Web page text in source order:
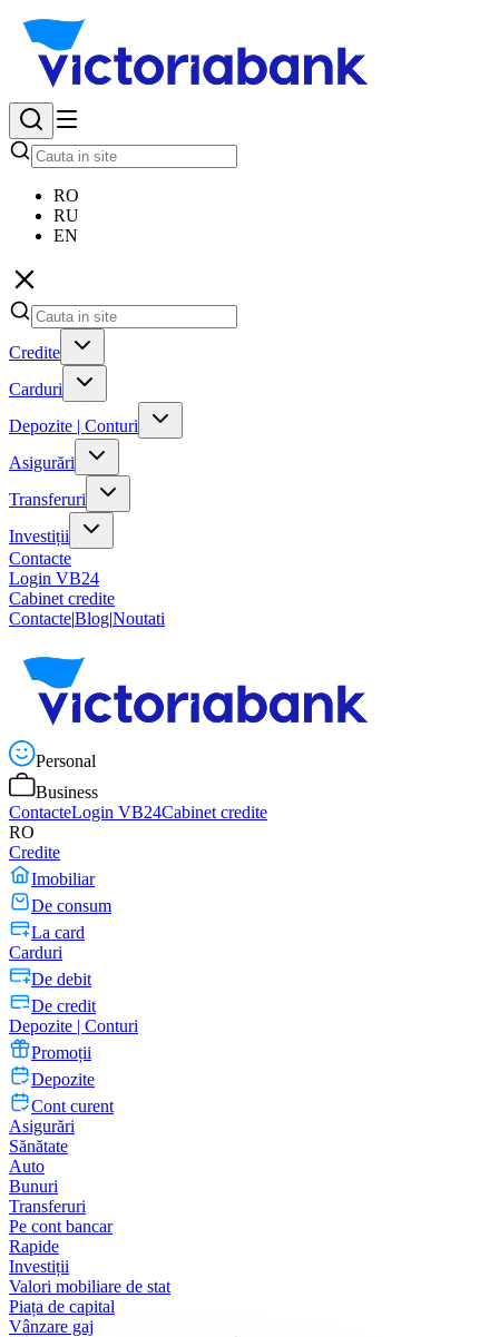
RO
RU
EN
Credite
Carduri
Depozite | Conturi
Asigurări
Transferuri
Investiții
Contacte
Login VB24
Cabinet credite
Contacte|Blog|Noutati
Personal
Business
ContacteLogin VB24Cabinet credite
RO
Credite
Imobiliar
De consum
La card
Carduri
De debit
De credit
Depozite | Conturi
Promoții
Depozite
Cont curent
Asigurări
Sănătate
Auto
Bunuri
Transferuri
Pe cont bancar
Rapide
Investiții
Valori mobiliare de stat
Piața de capital
Vânzare gaj